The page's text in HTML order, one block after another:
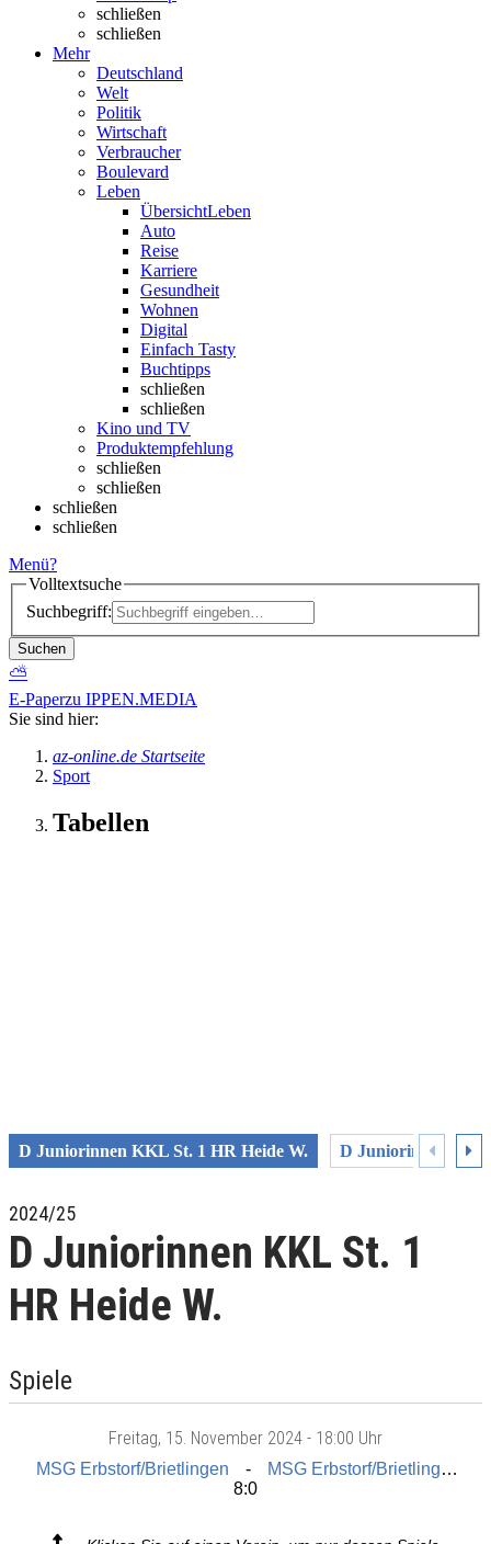
schließen
schließen
Mehr
Deutschland
Welt
Politik
Wirtschaft
Verbraucher
Boulevard
Leben
ÜbersichtLeben
Auto
Reise
Karriere
Gesundheit
Wohnen
Digital
Einfach Tasty
Buchtipps
schließen
schließen
Kino und TV
Produktempfehlung
schließen
schließen
schließen
schließen
Menü?
Volltextsuche
Suchbegriff:
Suchen
⛅
E-Paperzu IPPEN.MEDIA
Sie sind hier:
az-online.de Startseite
Sport
Tabellen
D Juniorinnen KKL St. 1 HR Heide W. D Juniorinnen KKL
2024/25
D Juniorinnen KKL St. 1
HR Heide W.
Spiele
Freitag, 15. November 2024 - 18:00 Uhr
MSG Erbstorf/Brietlingen
MSG Erbstorf/Brietlingen II
8:0